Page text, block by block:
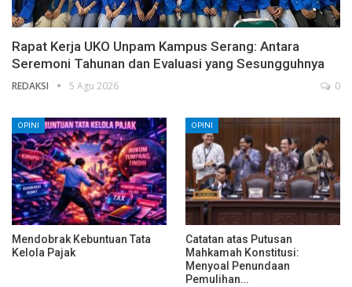
Rapat Kerja UKO Unpam Kampus Serang: Antara
Seremoni Tahunan dan Evaluasi yang Sesungguhnya
REDAKSI 5 Agu 2026 0
OPINI
Mendobrak Kebuntuan Tata
Kelola Pajak
OPINI
Catatan atas Putusan
Mahkamah Konstitusi:
Menyoal Penundaan
Pemulihan…